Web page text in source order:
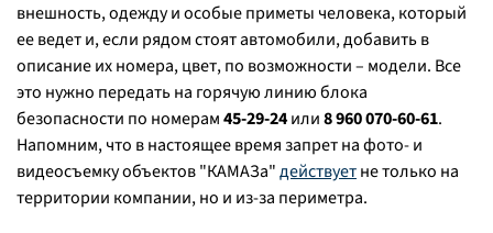
внешность, одежду и особые приметы человека, который
ее ведет и, если рядом стоят автомобили, добавить в
описание их номера, цвет, по возможности – модели. Все
это нужно передать на горячую линию блока
безопасности по номерам45-29-24или8 960 070-60-61.
Напомним, что в настоящее время запрет на фото- и
видеосъемку объектов "КАМАЗа"действуетне только на
территории компании, но и из-за периметра.